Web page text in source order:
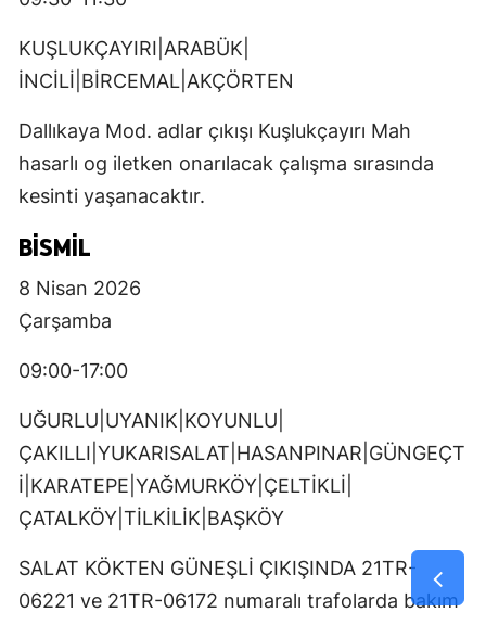
KUŞLUKÇAYIRI|ARABÜK|
İNCİLİ|BİRCEMAL|AKÇÖRTEN
Dallıkaya Mod. adlar çıkışı Kuşlukçayırı Mah
hasarlı og iletken onarılacak çalışma sırasında
kesinti yaşanacaktır.
BISMIL
8 Nisan 2026
Çarşamba
09:00-17:00
UĞURLU|UYANIK|KOYUNLU|
ÇAKILLI|YUKARISALAT|HASANPINAR|GÜNGEÇT
İ|KARATEPE|YAĞMURKÖY|ÇELTİKLİ|
ÇATALKÖY|TİLKİLİK|BAŞKÖY
SALAT KÖKTEN GÜNEŞLİ ÇIKIŞINDA 21TR-
06221 ve 21TR-06172 numaralı trafolarda bakım